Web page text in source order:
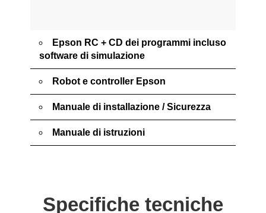
Epson RC + CD dei programmi incluso
software di simulazione
Robot e controller Epson
Manuale di installazione / Sicurezza
Manuale di istruzioni
Specifiche tecniche